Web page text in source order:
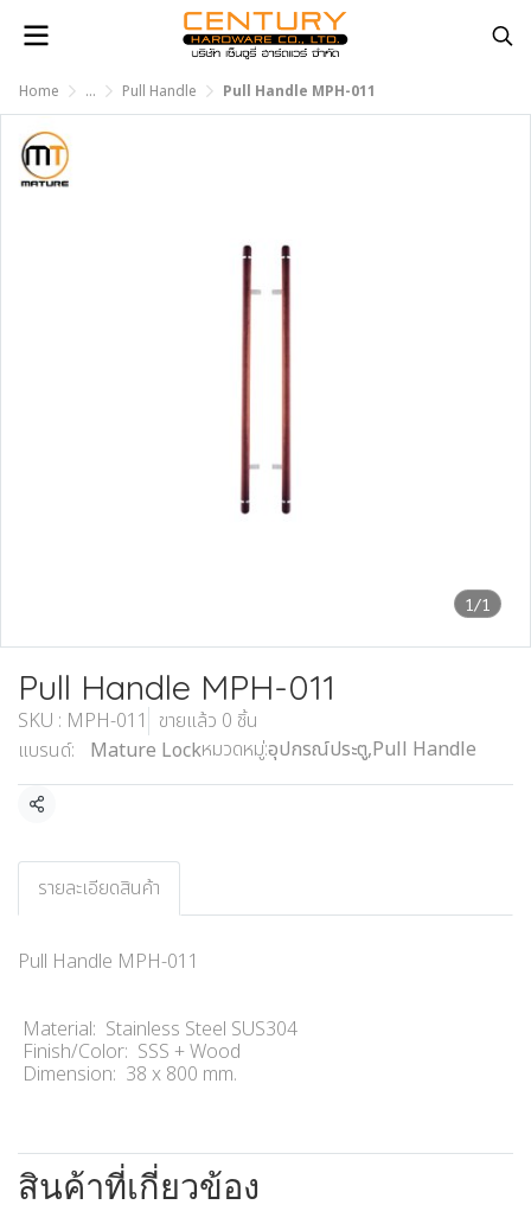
Home ... Pull Handle Pull Handle MPH-011
1/1
Pull Handle MPH-011
SKU : MPH-011 ขายแล้ว 0 ชิ้น
แบรนด์:
Mature Lockหมวดหมู่:อุปกรณ์ประตู,Pull Handle
แชร์
รายละเอียดสินค้า
Pull Handle MPH-011
Material: Stainless Steel SUS304
Finish/Color: SSS + Wood
Dimension: 38 x 800 mm.
สินค้าที่เกี่ยวข้อง